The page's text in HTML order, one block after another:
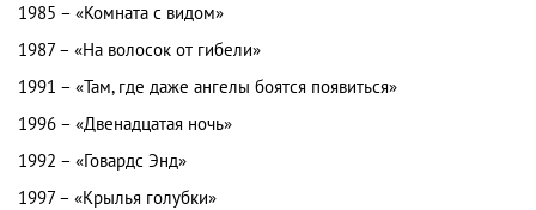
1985 – «Комната с видом»
1987 – «На волосок от гибели»
1991 – «Там, где даже ангелы боятся появиться»
1996 – «Двенадцатая ночь»
1992 – «Говардс Энд»
1997 – «Крылья голубки»